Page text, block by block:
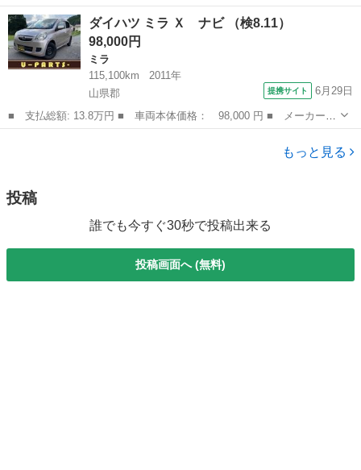
会場より自走にて店舗まで持ち帰りますので走行チェックは必ずして
おります。 Yahooオークションに多数車両出品中。 【広島 U-
STYLE】で検索して頂きます...
広島 安芸郡 矢野駅 車両
ダイハツ ミラ Ｘ ナビ （検8.11）
98,000円
ミラ
115,100km
2011年
山県郡
提携サイト 6月29日
■ 支払総額: 13.8万円 ■ 車両本体価格： 98,000 円 ■ メーカー
名： ダイハツ ■ 車種名： ミラ ■ グレード名： Ｘ ナビ ■
排気量： 660cc ■ ドア枚数： 5D ■ ミッション： CVT ■ ...
もっと見る
投稿
誰でも今すぐ30秒で投稿出来る
投稿画面へ (無料)